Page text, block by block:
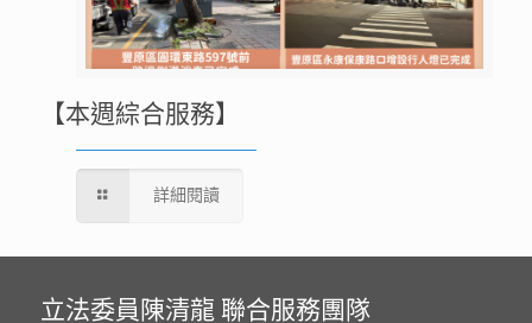
【本週綜合服務】
詳細閱讀
立法委員陳清龍 聯合服務團隊